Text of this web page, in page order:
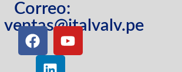
Correo:
ventas@italvalv.pe